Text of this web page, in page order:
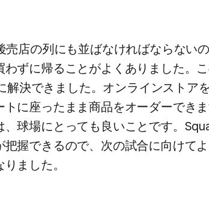
店の​列にも​並ばなければならないの
ずに​帰る​ことが​よく​ありました。​
解決できました。​オンラインストアを​
に​座ったまま​商品を​オーダーできま
球場に​とっても​良い​ことです。​
握できるので、​次の​試合に​向けて
ました。